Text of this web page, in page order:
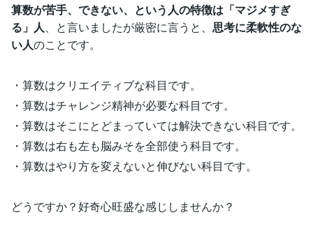
算数が苦手、できない、という人の特徴は「マジメすぎ
る」人、と言いましたが厳密に言うと、 思考に柔軟性のな
い人のことです。
・算数はクリエイティブな科目です。
・算数はチャレンジ精神が必要な科目です。
・算数はそこにとどまっていては解決できない科目です。
・算数は右も左も脳みそを全部使う科目です。
・算数はやり方を変えないと伸びない科目です。
どうですか？好奇心旺盛な感じしませんか？